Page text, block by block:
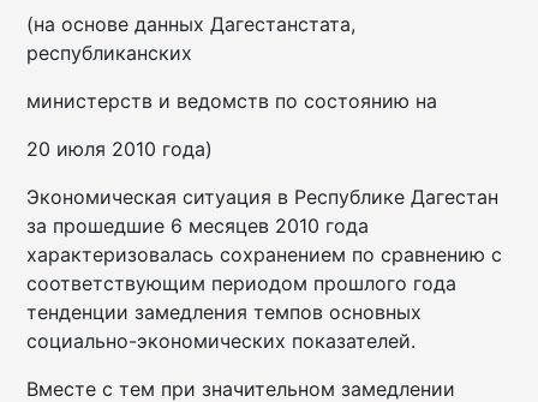
(на основе данных Дагестанстата,
республиканских
министерств и ведомств по состоянию на
20 июля 2010 года)
Экономическая ситуация в Республике Дагестан
за прошедшие 6 месяцев 2010 года
характеризовалась сохранением по сравнению с
соответствующим периодом прошлого года
тенденции замедления темпов основных
социально-экономических показателей.
Вместе с тем при значительном замедлении